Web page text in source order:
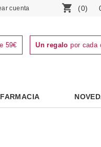
cuenta (0)
59€ Un regalo por cada